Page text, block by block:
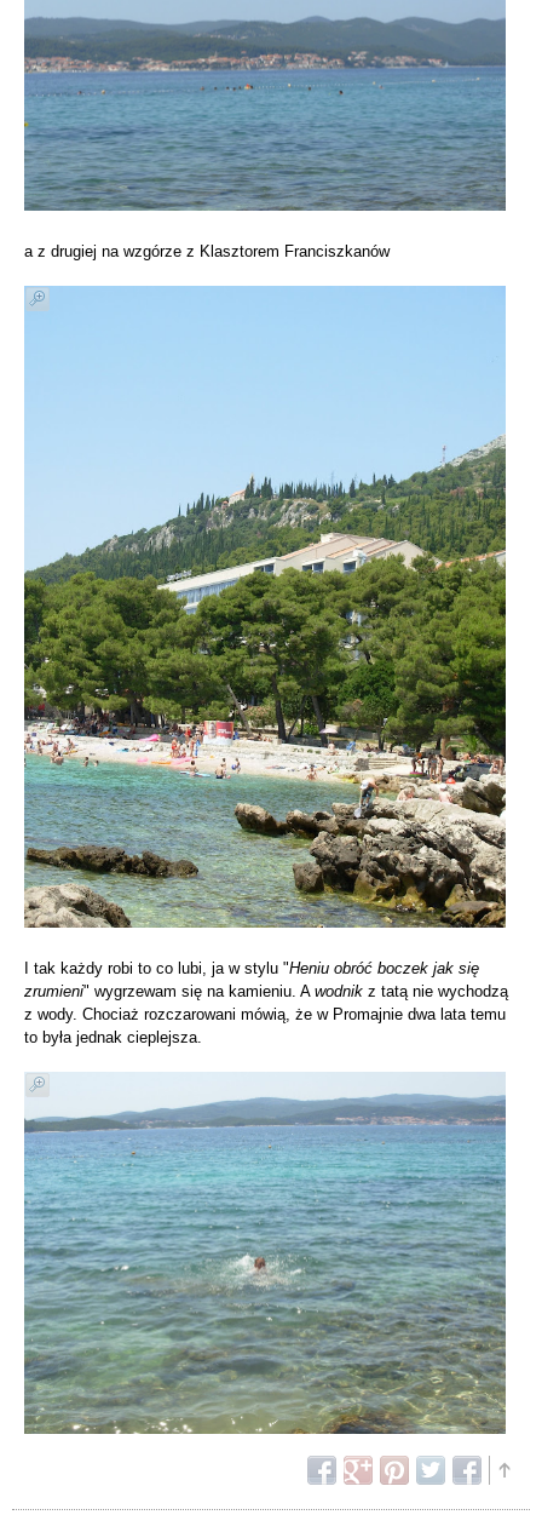
a z drugiej na wzgórze z Klasztorem Franciszkanów
I tak każdy robi to co lubi, ja w stylu "Heniu obróć boczek jak się
zrumieni" wygrzewam się na kamieniu. A wodnik z tatą nie wychodzą
z wody. Chociaż rozczarowani mówią, że w Promajnie dwa lata temu
to była jednak cieplejsza.